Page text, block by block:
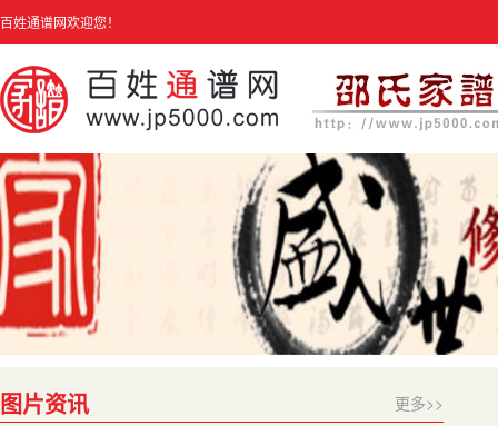
百姓通谱网欢迎您！
图片资讯 更多>>